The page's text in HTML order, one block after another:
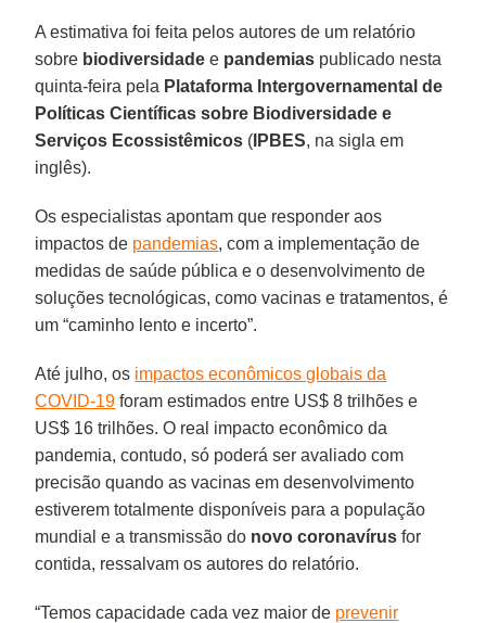
A estimativa foi feita pelos autores de um relatório
sobre biodiversidade e pandemias publicado nesta
quinta-feira pela Plataforma Intergovernamental de
Políticas Científicas sobre Biodiversidade e
Serviços Ecossistêmicos ( IPBES, na sigla em
inglês).
Os especialistas apontam que responder aos
impactos de pandemias, com a implementação de
medidas de saúde pública e o desenvolvimento de
soluções tecnológicas, como vacinas e tratamentos, é
um “caminho lento e incerto”.
Até julho, os impactos econômicos globais da
COVID-19 foram estimados entre US$ 8 trilhões e
US$ 16 trilhões. O real impacto econômico da
pandemia, contudo, só poderá ser avaliado com
precisão quando as vacinas em desenvolvimento
estiverem totalmente disponíveis para a população
mundial e a transmissão do novo coronavírus for
contida, ressalvam os autores do relatório.
“Temos capacidade cada vez maior de prevenir